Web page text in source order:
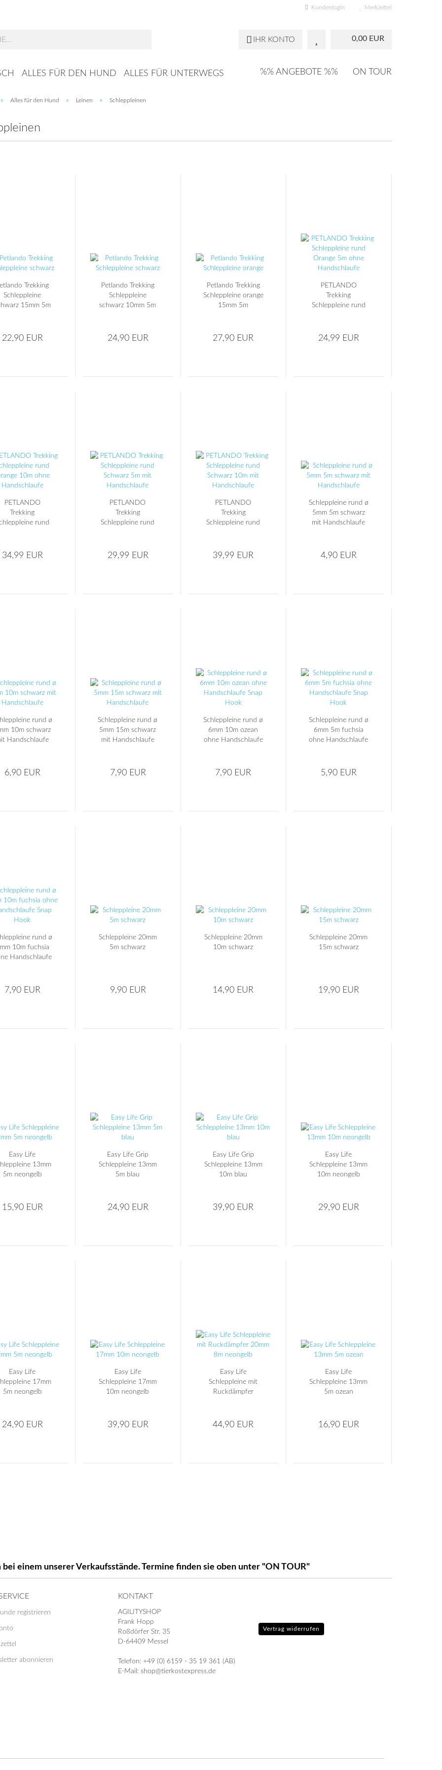
Kundenlogin Merkzettel
0,00 EUR
IHR KONTO
ALLES FÜR DEN HUND ALLES FÜR UNTERWEGS %% ANGEBOTE %% ON TOUR
» Alles für den Hund » Leinen » Schleppleinen
Trekking
Schleppleine
15mm 5m
22,90 EUR
Petlando Trekking
Schleppleine
schwarz 10mm 5m
24,90 EUR
Petlando Trekking
Schleppleine orange
15mm 5m
27,90 EUR
PETLANDO
Trekking
Schleppleine rund
24,99 EUR
PETLANDO
Trekking
rund
34,99 EUR
PETLANDO
Trekking
Schleppleine rund
29,99 EUR
PETLANDO
Trekking
Schleppleine rund
39,99 EUR
Schleppleine rund ø
5mm 5m schwarz
mit Handschlaufe
4,90 EUR
rund ø
10m schwarz
Handschlaufe
6,90 EUR
Schleppleine rund ø
5mm 15m schwarz
mit Handschlaufe
7,90 EUR
Schleppleine rund ø
6mm 10m ozean
ohne Handschlaufe
7,90 EUR
Schleppleine rund ø
6mm 5m fuchsia
ohne Handschlaufe
5,90 EUR
rund ø
10m fuchsia
Handschlaufe
7,90 EUR
Schleppleine 20mm
5m schwarz
9,90 EUR
Schleppleine 20mm
10m schwarz
14,90 EUR
Schleppleine 20mm
15m schwarz
19,90 EUR
Easy Life
13mm
5m neongelb
15,90 EUR
Easy Life Grip
Schleppleine 13mm
5m blau
24,90 EUR
Easy Life Grip
Schleppleine 13mm
10m blau
39,90 EUR
Easy Life
Schleppleine 13mm
10m neongelb
29,90 EUR
Easy Life
17mm
5m neongelb
24,90 EUR
Easy Life
Schleppleine 17mm
10m neongelb
39,90 EUR
Easy Life
Schleppleine mit
Ruckdämpfer
44,90 EUR
Easy Life
Schleppleine 13mm
5m ozean
16,90 EUR
bei einem unserer Verkaufsstände. Termine finden sie oben unter "ON TOUR"
registrieren
abonnieren
KONTAKT
AGILITYSHOP
Frank Hopp
Roßdörfer Str. 35
D-64409 Messel
Telefon: +49 (0) 6159 - 35 19 361 (AB)
E-Mail: shop@tierkostexpress.de
Vertrag widerrufen